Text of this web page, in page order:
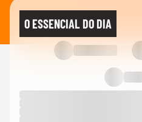
O ESSENCIAL DO DIA